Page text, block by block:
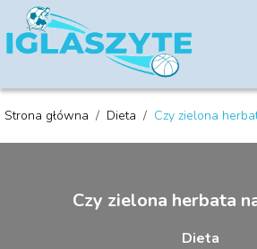
Strona główna / Dieta / Czy zielona
Czy zielona herbata
Dieta